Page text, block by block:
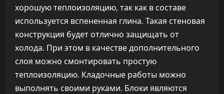
хорошую теплоизоляцию, так как в составе
используется вспененная глина. Такая стеновая
конструкция будет отлично защищать от
холода. При этом в качестве дополнительного
слоя можно смонтировать простую
теплоизоляцию. Кладочные работы можно
выполнять своими руками. Блоки являются